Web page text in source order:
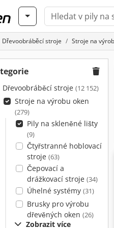
Dřevoobráběcí stroje Stroje na
Dřevoobráběcí stroje (12 152)
Stroje na výrobu oken
(279)
Pily na skleněné lišty
(9)
Čtyřstranné hoblovací
stroje (63)
Čepovací a
drážkovací stroje (34)
Úhelné systémy (31)
Brusky pro výrobu
dřevěných oken (26)
Zobrazit více